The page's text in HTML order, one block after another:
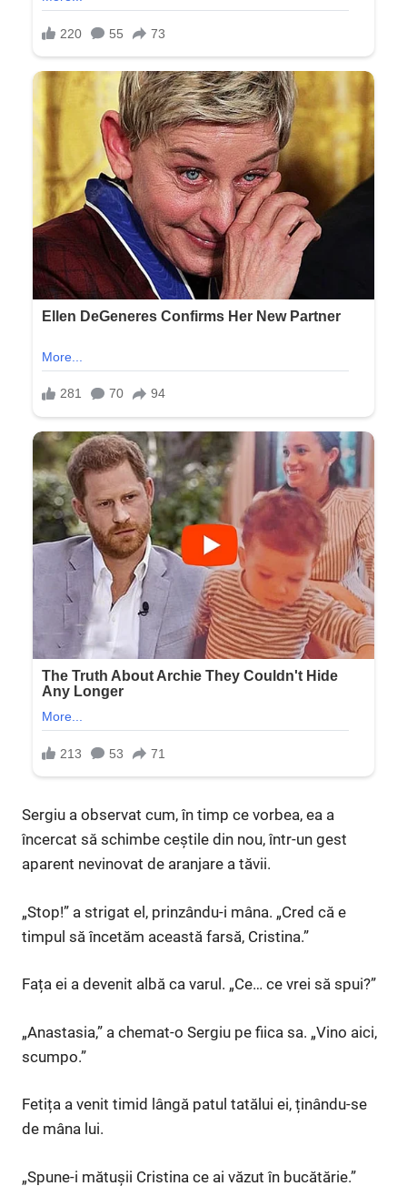
Sergiu a observat cum, în timp ce vorbea, ea a
încercat să schimbe ceștile din nou, într-un gest
aparent nevinovat de aranjare a tăvii.
„Stop!” a strigat el, prinzându-i mâna. „Cred că e
timpul să încetăm această farsă, Cristina.”
Fața ei a devenit albă ca varul. „Ce… ce vrei să spui?”
„Anastasia,” a chemat-o Sergiu pe fiica sa. „Vino aici,
scumpo.”
Fetița a venit timid lângă patul tatălui ei, ținându-se
de mâna lui.
„Spune-i mătușii Cristina ce ai văzut în bucătărie.”